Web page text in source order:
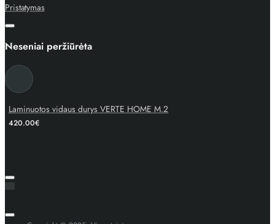
Pristatymas
Neseniai peržiūrėta
Laminuotos vidaus durys VERTE HOME M.2
420.00€